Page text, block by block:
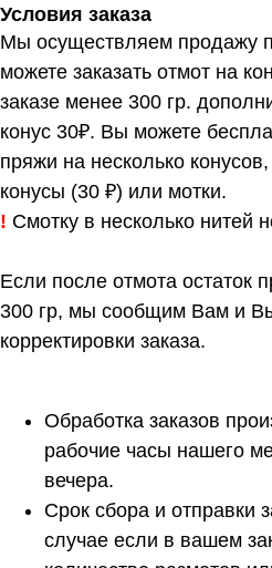
Условия заказа
Мы осуществляем продажу
можете заказать отмот на
заказе менее 300 гр.
конус 30₽. Вы можете
пряжи на несколько
конусы (30 ₽) или мотки.
! Смотку в несколько нитей
Если после отмота остаток
300 гр, мы сообщим Вам и
корректировки заказа.
Обработка заказов
рабочие часы нашего
вечера.
Срок сбора и отправки
случае если в вашем